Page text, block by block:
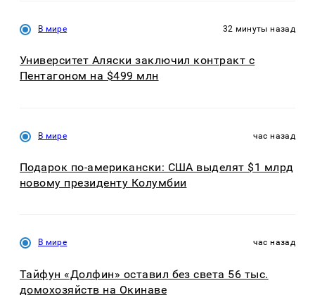
В мире 32 минуты назад
Университет Аляски заключил контракт с
Пентагоном на $499 млн
В мире час назад
Подарок по-американски: США выделят $1 млрд
новому президенту Колумбии
В мире час назад
Тайфун «Долфин» оставил без света 56 тыс.
домохозяйств на Окинаве